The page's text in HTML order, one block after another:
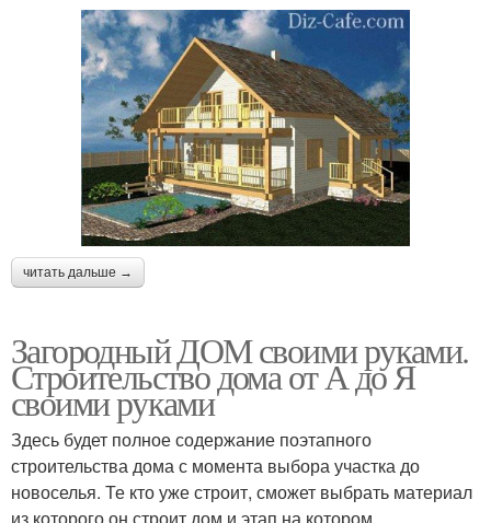
читать дальше →
Загородный ДОМ своими руками.
Строительство дома от А до Я
своими руками
Здесь будет полное содержание поэтапного
строительства дома с момента выбора участка до
новоселья. Те кто уже строит, сможет выбрать материал
из которого он строит дом и этап на котором